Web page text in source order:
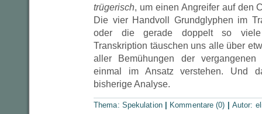
trügerisch, um einen Angreifer auf den
Die vier Handvoll Grundglyphen im
oder die gerade doppelt so
Transkription täuschen uns alle über
aller Bemühungen der
einmal im Ansatz verstehen. Und
bisherige Analyse.
Thema: Spekulation Kommentare (0) Autor: